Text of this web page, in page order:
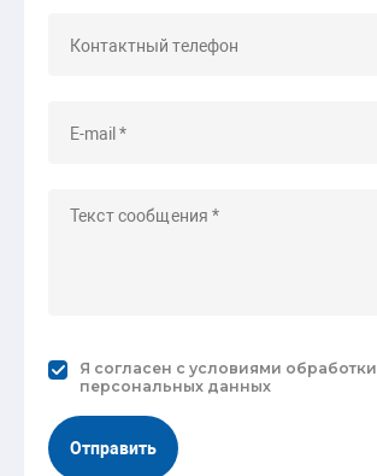
Я согласен с условиями обработки
персональных данных
Отправить